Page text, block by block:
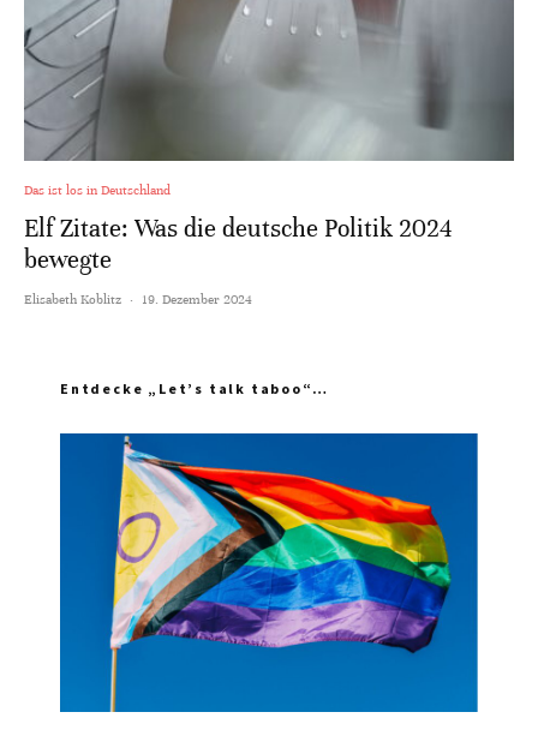
Das ist los in Deutschland
Elf Zitate: Was die deutsche Politik 2024
bewegte
Elisabeth Koblitz · 19. Dezember 2024
Entdecke „Let’s talk taboo“…